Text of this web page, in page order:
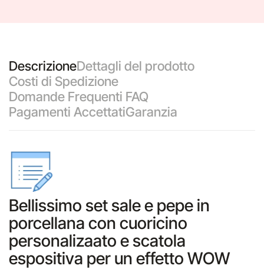
DescrizioneDettagli del prodotto
Costi di Spedizione
Domande Frequenti FAQ
Pagamenti AccettatiGaranzia
Bellissimo set sale e pepe in
porcellana con cuoricino
personalizaato e scatola
espositiva per un effetto WOW